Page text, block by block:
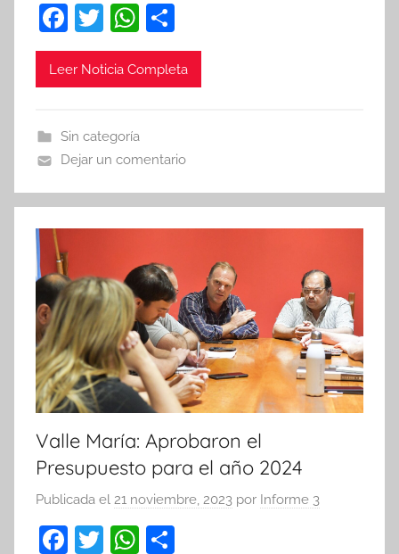
F
a
c
b
o
o
k
T
w
itt
W
h
at
A
p
p
o
m
tir
Leer Noticia Completa
Sin categoría
Dejar un comentario
Valle María: Aprobaron el
Presupuesto para el año 2024
Publicada el 21 noviembre, 2023 por Informe 3
F
T
W